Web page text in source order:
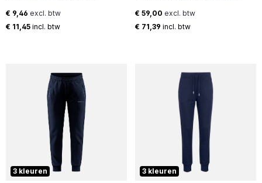
voorzakken en een muntzakje
aan de binnenzijde. Elastiek en
Normale prijs:
€ 9,46 excl. btw
€ 11,45 incl. btw
comfort. Adjustable waist, belt
loops and plenty of zip
waist with velcro and
elastic•Back pocket with
zip•Belt loops in waist•Craft
logo at left hip and six dot at
back belt loop•Craft branded
press button in waist
Normale prijs:
€ 59,00 excl. btw
€ 71,39 incl. btw
3 kleuren 3 kleuren